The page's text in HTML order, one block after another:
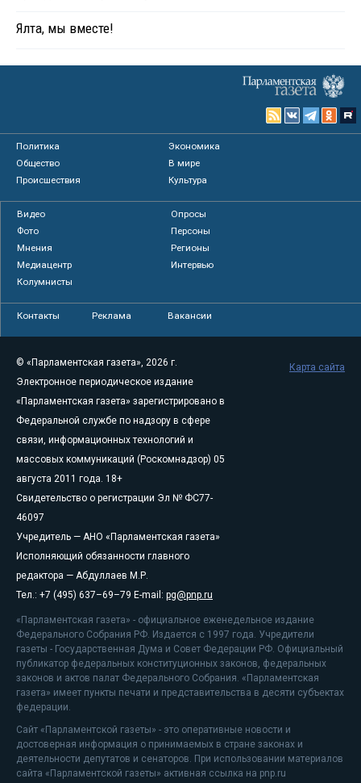
Ялта, мы вместе!
Политика
Экономика
Общество
В мире
Происшествия
Культура
Видео
Опросы
Фото
Персоны
Мнения
Регионы
Медиацентр
Интервью
Колумнисты
Контакты Реклама Вакансии
© «Парламентская газета», 2026 г.
Электронное периодическое издание
«Парламентская газета» зарегистрировано в
Федеральной службе по надзору в сфере
связи, информационных технологий и
массовых коммуникаций (Роскомнадзор) 05
августа 2011 года. 18+
Свидетельство о регистрации Эл № ФС77-
46097
Учредитель — АНО «Парламентская газета»
Исполняющий обязанности главного
редактора — Абдуллаев М.Р.
Тел.: +7 (495) 637–69–79 E-mail: pg@pnp.ru
«Парламентская газета» - официальное еженедельное издание
Федерального Собрания РФ. Издается с 1997 года. Учредители
газеты - Государственная Дума и Совет Федерации РФ. Официальный
публикатор федеральных конституционных законов, федеральных
законов и актов палат Федерального Собрания. «Парламентская
газета» имеет пункты печати и представительства в десяти субъектах
федерации.
Сайт «Парламентской газеты» - это оперативные новости и
достоверная информация о принимаемых в стране законах и
деятельности депутатов и сенаторов. При использовании материалов
сайта «Парламентской газеты» активная ссылка на pnp.ru
Карта сайта